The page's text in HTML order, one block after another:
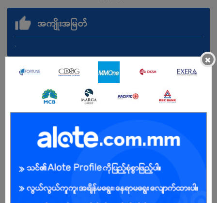
အကျိုးအမြတ်
.
အခွင့်အရေးရှိသူ : ကျား/မ
×